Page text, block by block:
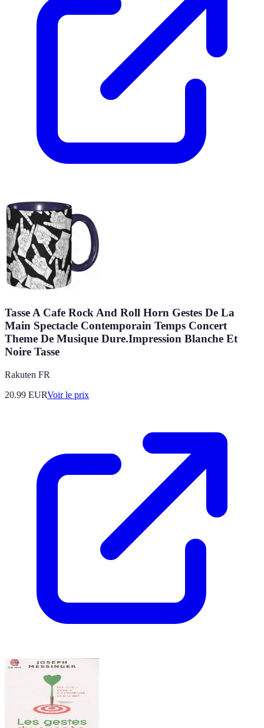
Tasse A Cafe Rock And Roll Horn Gestes De La
Main Spectacle Contemporain Temps Concert
Theme De Musique Dure.Impression Blanche Et
Noire Tasse
Rakuten FR
20.99 EURVoir le prix